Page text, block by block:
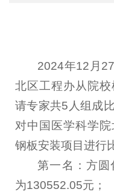
2024年12月
北区工程办从院
请专家共5人组成
对中国医学科学
钢板安装项目进行
第一名：方圆
为130552.05元；